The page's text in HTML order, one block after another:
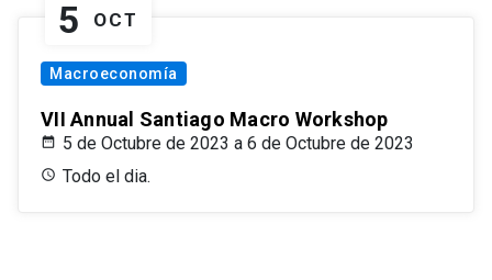
5 OCT
Macroeconomía
VII Annual Santiago Macro Workshop
5 de Octubre de 2023 a 6 de Octubre de 2023
Todo el dia.